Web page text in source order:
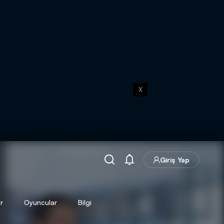
X
Giriş Yap
Oyuncular Bilgi